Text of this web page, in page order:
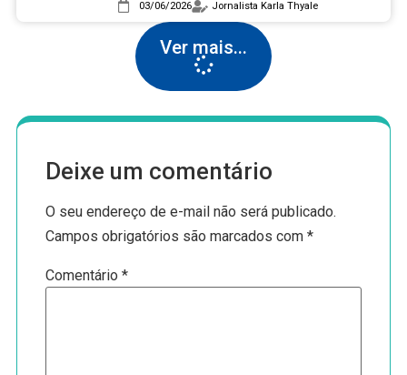
motivos
03/06/2026 Jornalista Karla Thyale
Ver mais...
Deixe um comentário
O seu endereço de e-mail não será publicado.
Campos obrigatórios são marcados com*
Comentário*